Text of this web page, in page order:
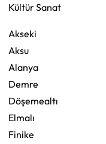
Kültür Sanat
Akseki
Aksu
Alanya
Demre
Döşemealtı
Elmalı
Finike